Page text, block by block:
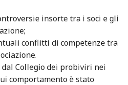
insorte tra i soci e gli
conflitti di competenze tra
Collegio dei probiviri nei
comportamento è stato